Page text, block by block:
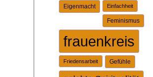
Eigenmacht Einfachheit
Feminismus
frauenkreis
Friedensarbeit Gefühle